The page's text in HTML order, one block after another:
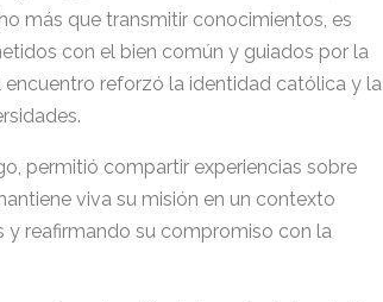
más que transmitir conocimientos, es
con el bien común y guiados por la
reforzó la identidad católica y la
permitió compartir experiencias sobre
viva su misión en un contexto
reafirmando su compromiso con la